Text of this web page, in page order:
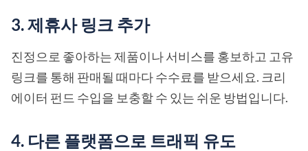
3. 제휴사 링크 추가
진정으로 좋아하는 제품이나 서비스를 홍보하고 고유
링크를 통해 판매될 때마다 수수료를 받으세요. 크리
에이터 펀드 수입을 보충할 수 있는 쉬운 방법입니다.
4. 다른 플랫폼으로 트래픽 유도